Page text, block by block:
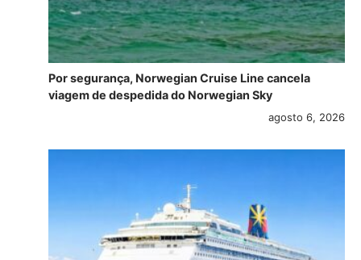
Por segurança, Norwegian Cruise Line cancela
viagem de despedida do Norwegian Sky
agosto 6, 2026